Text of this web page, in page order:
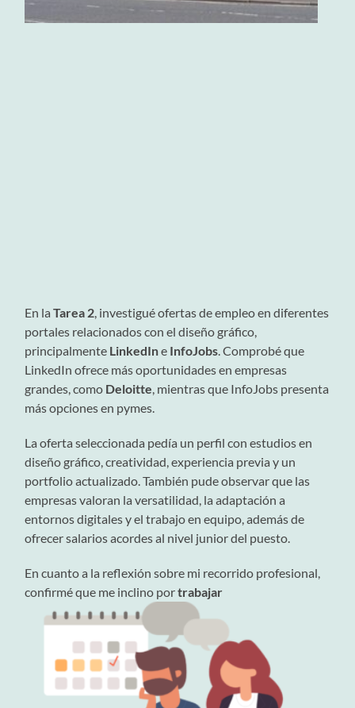
En laTarea 2, investigué ofertas de empleo en diferentes
portales relacionados con el diseño gráfico,
principalmente LinkedIne InfoJobs. Comprobé que
LinkedIn ofrece más oportunidades en empresas
grandes, como Deloitte, mientras que InfoJobs presenta
más opciones en pymes.
La oferta seleccionada pedía un perfil con estudios en
diseño gráfico, creatividad, experiencia previa y un
portfolio actualizado. También pude observar que las
empresas valoran la versatilidad, la adaptación a
entornos digitales y el trabajo en equipo, además de
ofrecer salarios acordes al nivel junior del puesto.
En cuanto a la reflexión sobre mi recorrido profesional,
confirmé que me inclino portrabajar